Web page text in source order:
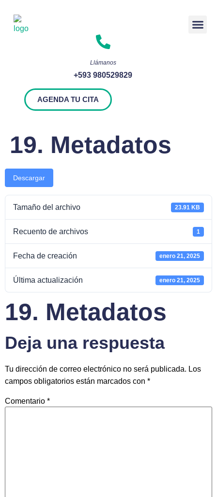
Llámanos
+593 980529829
AGENDA TU CITA
19. Metadatos
Descargar
Tamaño del archivo 23.91 KB
Recuento de archivos 1
Fecha de creación enero 21, 2025
Última actualización enero 21, 2025
19. Metadatos
Deja una respuesta
Tu dirección de correo electrónico no será publicada. Los
campos obligatorios están marcados con *
Comentario *